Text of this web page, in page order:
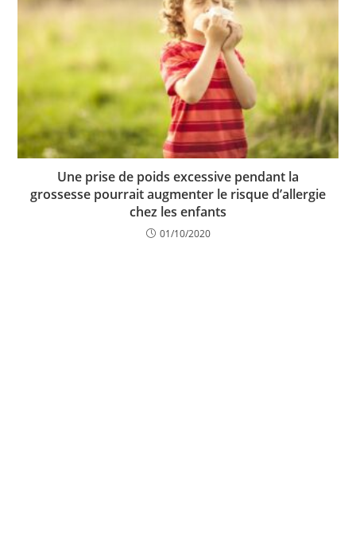
Une prise de poids excessive pendant la
grossesse pourrait augmenter le risque d’allergie
chez les enfants
01/10/2020